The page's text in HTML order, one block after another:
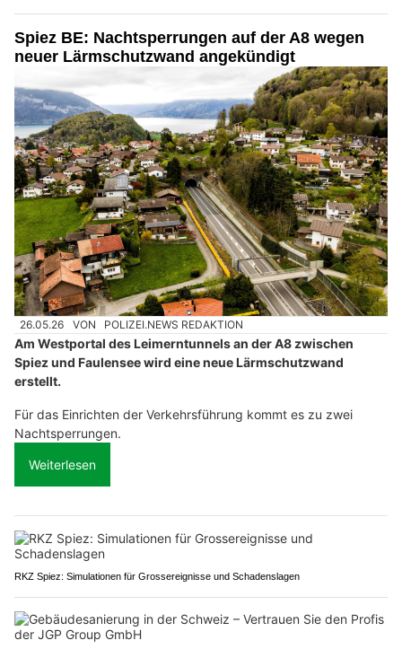
Spiez BE: Nachtsperrungen auf der A8 wegen
neuer Lärmschutzwand angekündigt
26.05.26 VON POLIZEI.NEWS REDAKTION
Am Westportal des Leimerntunnels an der A8 zwischen
Spiez und Faulensee wird eine neue Lärmschutzwand
erstellt.
Für das Einrichten der Verkehrsführung kommt es zu zwei
Nachtsperrungen.
Weiterlesen
RKZ Spiez: Simulationen für Grossereignisse und Schadenslagen